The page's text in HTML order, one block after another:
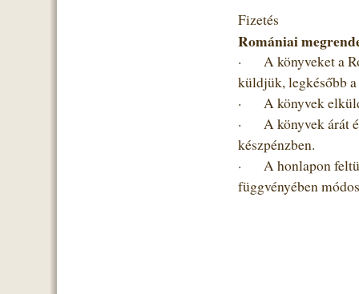
Fizetés
Romániai
·
A könyveket a
küldjük, legkésőbb
·
A könyvek
·
A könyvek árát
készpénzben.
·
A honlapon
függvényében